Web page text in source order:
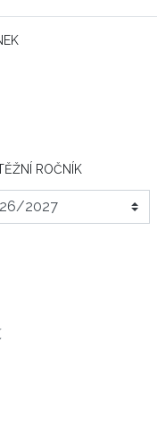
ROČNÍK